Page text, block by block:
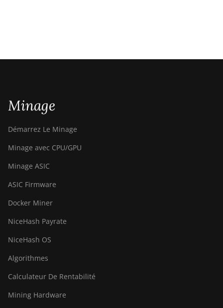
Minage
Démarrez Le Minage
Minage avec CPU/GPU
Minage ASIC
ASIC Firmware
Docker Miner
NiceHash Payrate
NiceHash OS
Algorithmes
Calculateur De Rentabilité
Mining Hardware